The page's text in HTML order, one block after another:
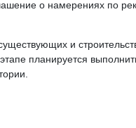
о намерениях по
и
планируется